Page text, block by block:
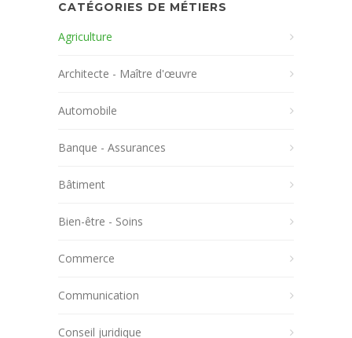
CATÉGORIES DE MÉTIERS
Agriculture
Architecte - Maître d'œuvre
Automobile
Banque - Assurances
Bâtiment
Bien-être - Soins
Commerce
Communication
Conseil juridique